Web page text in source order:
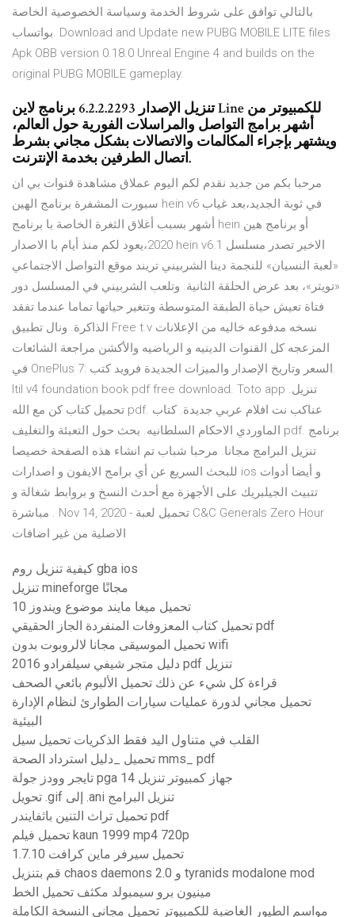
بالتالي توافق على شروط الخدمة وسياسة الخصوصية الخاصة
بواتساب. Download and Update new PUBG MOBILE LITE files
Apk OBB version 0.18.0 Unreal Engine 4 and builds on the
original PUBG MOBILE gameplay.
تنزيل الإصدار 6.2.2.2293 برنامج لاين Line للكمبيوتر من
أشهر برامج التواصل والمراسلات الفورية حول العالم،
ويشتهر بإجراء المكالمات والاتصالات بشكل مجاني بشرط
اتصال الطرفين بخدمة الإنترنت.
مرحبا بكم من جديد نقدم لكم اليوم عملاق مشاهدة قنوات بي ان
سبورت المشفرة برنامج الهين hein v6 في ثوبة الجديد،بعد غياب
أشهر بسبب أغلاق الثغرة الخاصة با برنامج hein أو برنامج هين
2020،يعود لكم منذ أيام با الاصدار hein v6.1 الاخير تصدر مسلسل
«لعبة النسيان» للنجمة دينا الشربيني تريند موقع التواصل الاجتماعي
«تويتر»، بعد عرض الحلقة الثانية. وتلعب الشربيني في المسلسل دور
فتاة تعيش حياة الطبقة المتوسطة وتتغير حياتها تماما عندما تفقد
الذاكرة. ونال تطبيق Free t.v نسخه مدفوعه خاليه من الإعلانات
المزعجه كل القنوات الدينيه و الرياضيه والأكشن مراجعة الشائعات
في OnePlus 7: السعر وتاريخ الإصدار والميزات الجديدة فرويد كتب.
Itil v4 foundation book pdf free download. Toto app تنزيل.
تحميل كتاب كن مع الله pdf. عناكب نت افلام عربي جديدة. كتاب
الماوردي الاحكام السلطانيه. بحث حول التعبئة والتغليف pdf. برنامج
تنزيل البرامج مجانا. مرحبا شباب تم انشاء هذه الصفحة خصيصا
للبحث السريع عن أي برامج الايفون و اصدارات ios و أيضا أدوات
تتبيث الجيلبريك على الأجهزة مع أحدث النسخ و بروابط شغالة و
مباشرة . Nov 14, 2020 - تحميل لعبة C&C Generals Zero Hour
الاصلية من غير اضافات
كيفية تنزيل روم gba ios
تنزيل mineforge مجانًا
تحميل ميغا مايند موضوع ويندوز 10
تحميل كتاب المعزوفات المنفردة الجاز الحقيقي pdf
تحميل الموسيقى مجانا لالروبوت بدون wifi
2016 دليل متجر شيفي سيلفرادو pdf تنزيل
قراءة كل شيء عن ذلك تحميل الألبوم بائعي الصحف
تحميل مجاني لدورة عمليات سيارات الطوارئ لنظام الإدارة
البيئية
القلب في متناول اليد فقط الذكريات تحميل سيل
تحميل _دليل استرداد الصحة mms_ pdf
تايجر وودز جولة pga 14 جهاز كمبيوتر تنزيل
تحويل .gif إلى .ani تنزيل البرامج
تحميل تراث التنين باثفايندر pdf
تحميل فيلم kaun 1999 mp4 720p
تحميل سيرفر ماين كرافت 1.7.10
قم بتنزيل chaos daemons 2.0 و tyranids modalone mod
مينيون برو سيمبولد مكثف تحميل الخط
مواسم الطيور الغاضبة للكمبيوتر تحميل مجاني النسخة الكاملة